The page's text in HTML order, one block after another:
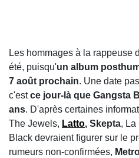
Les hommages à la rappeuse
été, puisqu'un album
7 août prochain. Une date
c'estce jour-là que Gangsta
ans. D'après certaines
The Jewels, Latto, Skepta, La
Black devraient figurer sur le
rumeurs non-confirmées,